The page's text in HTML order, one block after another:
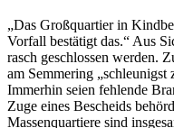
„Das Großquartier in
Vorfall bestätigt das.“ Aus
rasch geschlossen werden.
am Semmering „schleunigst
Immerhin seien fehlende
Zuge eines Bescheids
Massenquartiere sind